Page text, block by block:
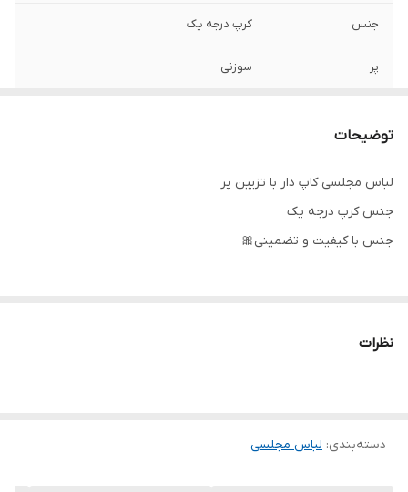
جنس کرپ درجه یک
پر سوزنی
توضیحات
لباس مجلسی کاپ دار با تزیین پر
جنس کرپ درجه یک
جنس با کیفیت و تضمینی🎀
دوستان عزیز در هنگام انتخاب مدل دقت کنید مشخصات لباس ها زیر
نظرات
دسته‌بندی: لباس مجلسی